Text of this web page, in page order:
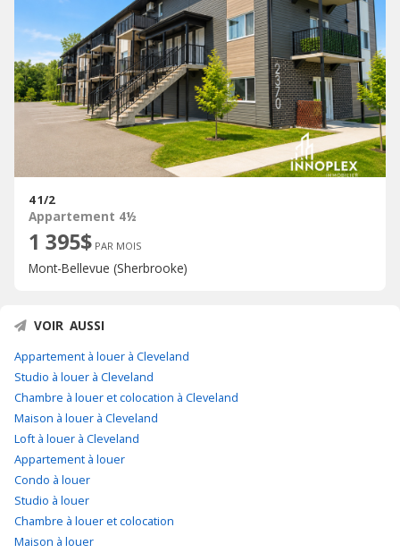
4 1/2
Appartement 4½
1 395$ PAR MOIS
Mont-Bellevue (Sherbrooke)
VOIR AUSSI
Appartement à louer à Cleveland
Studio à louer à Cleveland
Chambre à louer et colocation à Cleveland
Maison à louer à Cleveland
Loft à louer à Cleveland
Appartement à louer
Condo à louer
Studio à louer
Chambre à louer et colocation
Maison à louer